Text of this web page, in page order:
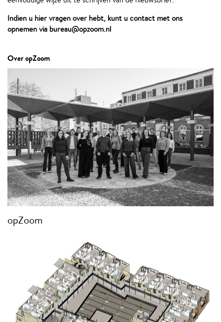
Indien u hier vragen over hebt, kunt u contact met ons
opnemen via bureau@opzoom.nl
Over opZoom
opZoom